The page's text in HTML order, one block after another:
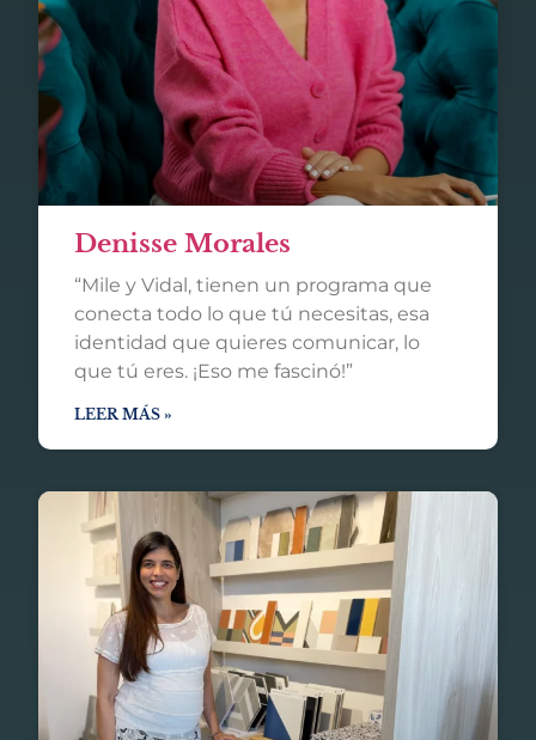
Denisse Morales
“Mile y Vidal, tienen un programa que
conecta todo lo que tú necesitas, esa
identidad que quieres comunicar, lo
que tú eres. ¡Eso me fascinó!”
LEER MÁS »